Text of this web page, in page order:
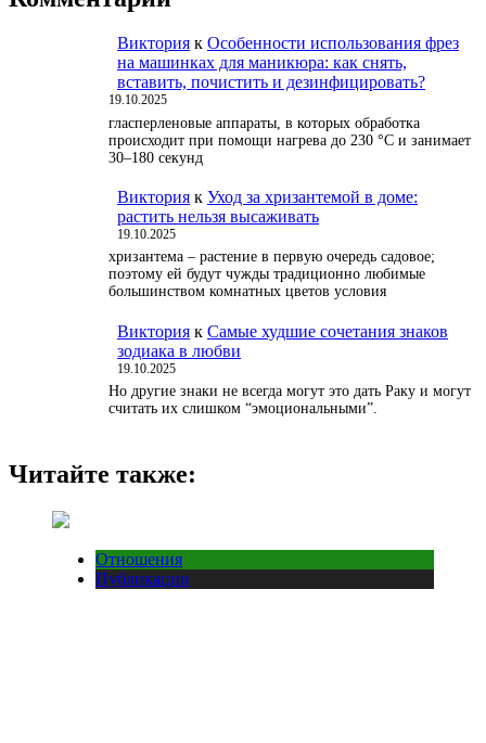
Виктория к Особенности использования фрез
на машинках для маникюра: как снять,
вставить, почистить и дезинфицировать?
19.10.2025
гласперленовые аппараты, в которых обработка
происходит при помощи нагрева до 230 °С и занимает
30–180 секунд
Виктория к Уход за хризантемой в доме:
растить нельзя высаживать
19.10.2025
хризантема – растение в первую очередь садовое;
поэтому ей будут чужды традиционно любимые
большинством комнатных цветов условия
Виктория к Самые худшие сочетания знаков
зодиака в любви
19.10.2025
Но другие знаки не всегда могут это дать Раку и могут
считать их слишком “эмоциональными”.
Читайте также:
Отношения
Публикации